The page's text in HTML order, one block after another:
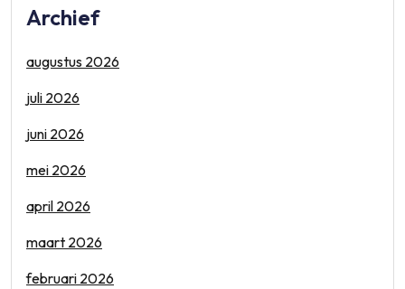
Archief
augustus 2026
juli 2026
juni 2026
mei 2026
april 2026
maart 2026
februari 2026